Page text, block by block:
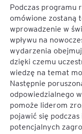
Podczas programu
omówione zostaną
wprowadzenie w
wpływu na
wydarzenia
dzięki czemu
wiedzę na temat
Następnie
odpowiedzialnego
pomoże liderom
pojawić się
potencjalnych